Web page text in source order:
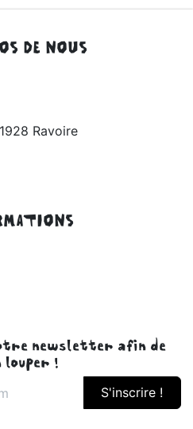
DE NOUS
Ravoire
newsletter afin de
louper !
S'inscrire !